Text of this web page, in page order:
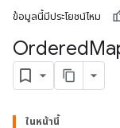
ข้อมูลนี้มีประโยชน์ไหม
Ordered
ในหน้านี้